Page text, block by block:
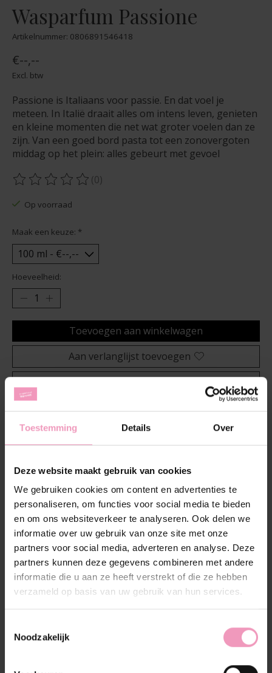
Toestemming Details Over
Deze website maakt gebruik van cookies
We gebruiken cookies om content en advertenties te
personaliseren, om functies voor social media te bieden
en om ons websiteverkeer te analyseren. Ook delen we
informatie over uw gebruik van onze site met onze
partners voor social media, adverteren en analyse. Deze
partners kunnen deze gegevens combineren met andere
informatie die u aan ze heeft verstrekt of die ze hebben
verzameld op basis van uw gebruik van hun services.
Noodzakelijk
Wasparfum Passione
Artikelnummer: 0806891546418
€--,--
Excl. btw
Passione is Italiaans voor passie. En dat voel je
meteen. In Italië draait alles om intens leven, genieten
en kleine momenten die net wat groter voelen dan ze
zijn. Van een goed bord pasta tot een zonovergoten
middag op het plein: alles gebeurt met gevoel
De beoordeling van dit product is
(0)
Op voorraad
Maak een keuze: *
Hoeveelheid:
Toevoegen aan winkelwagen
Aan verlanglijst toevoegen
Plaats bestelling
Beschrijving Reviews (0)
Wasparfum Passione
Passione is Italiaans voor passie. En dat voel je
meteen. In Italië draait alles om intens leven, genieten
en kleine momenten die net wat groter voelen dan ze
zijn. Van een goed bord pasta tot een zonovergoten
middag op het plein: alles gebeurt met gevoel.
Ons team omschrijft deze geur als de bloemige
wat dat betekent. Dit is dé bestellergeur sinds dag 1
en een echte all-time favoriet. Er zijn genoeg dupes op